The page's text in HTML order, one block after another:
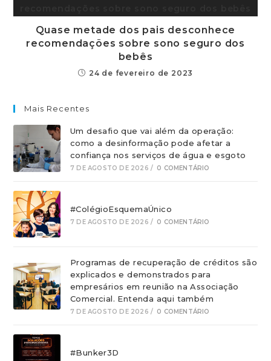
Quase metade dos pais desconhece
recomendações sobre sono seguro dos
bebês
24 de fevereiro de 2023
Mais Recentes
Um desafio que vai além da operação:
como a desinformação pode afetar a
confiança nos serviços de água e esgoto
7 DE AGOSTO DE 2026 / 0 COMENTÁRIO
#ColégioEsquemaÚnico
7 DE AGOSTO DE 2026 / 0 COMENTÁRIO
Programas de recuperação de créditos são
explicados e demonstrados para
empresários em reunião na Associação
Comercial. Entenda aqui também
7 DE AGOSTO DE 2026 / 0 COMENTÁRIO
#Bunker3D